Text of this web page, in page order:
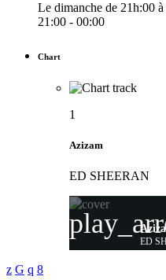
Le dimanche de 21h:00
21:00 - 00:00
Chart
1
Azizam
ED SHEERAN
ED